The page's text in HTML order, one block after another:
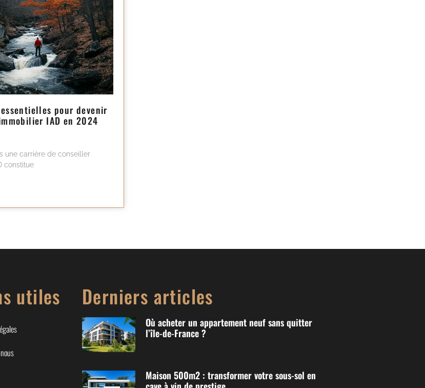
pour devenir
IAD en 2024
une carrière de conseiller
constitue
utiles Derniers articles
Où acheter un appartement neuf sans quitter
l’île-de-France ?
Maison 500m2 : transformer votre sous-sol en